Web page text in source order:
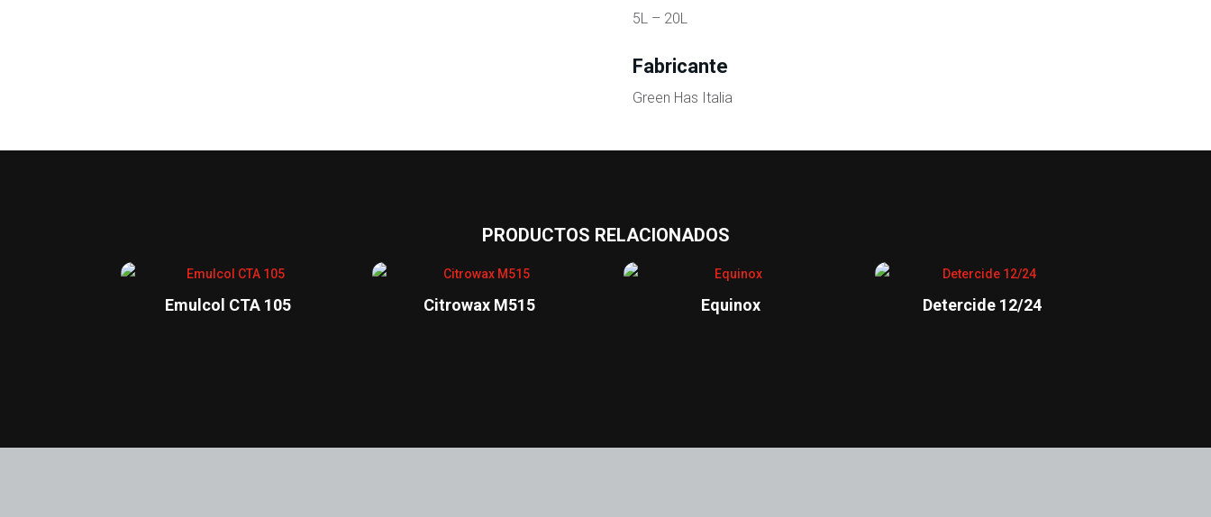
5L – 20L
Fabricante
Green Has Italia
PRODUCTOS RELACIONADOS
Emulcol CTA 105 Citrowax M515 Equinox Detercide 12/24